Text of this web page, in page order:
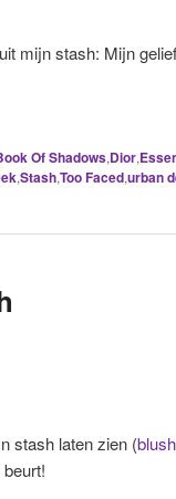
mijn stash: Mijn
Of Shadows,Dior,
,Stash,Too Faced,urban
stash laten zien (blush